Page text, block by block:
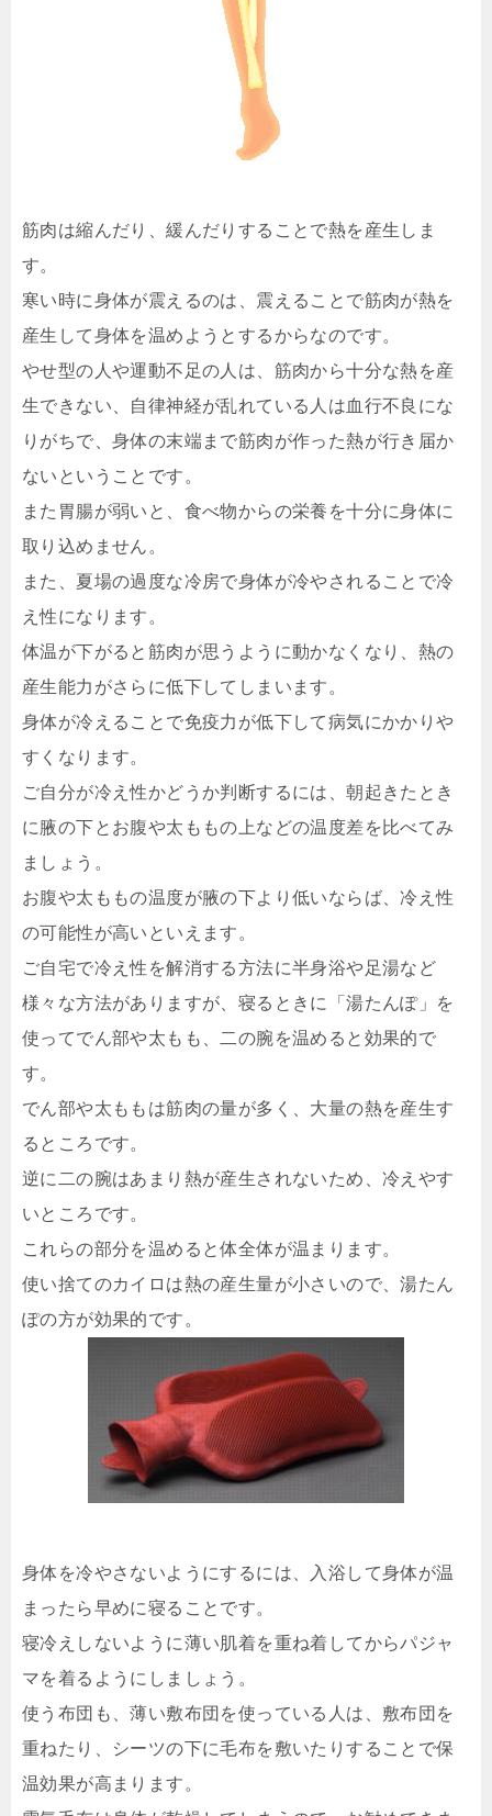
筋肉は縮んだり、緩んだりすることで熱を産生しま
す。
寒い時に身体が震えるのは、震えることで筋肉が熱を
産生して身体を温めようとするからなのです。
やせ型の人や運動不足の人は、筋肉から十分な熱を産
生できない、自律神経が乱れている人は血行不良にな
りがちで、身体の末端まで筋肉が作った熱が行き届か
ないということです。
また胃腸が弱いと、食べ物からの栄養を十分に身体に
取り込めません。
また、夏場の過度な冷房で身体が冷やされることで冷
え性になります。
体温が下がると筋肉が思うように動かなくなり、熱の
産生能力がさらに低下してしまいます。
身体が冷えることで免疫力が低下して病気にかかりや
すくなります。
ご自分が冷え性かどうか判断するには、朝起きたとき
に腋の下とお腹や太ももの上などの温度差を比べてみ
ましょう。
お腹や太ももの温度が腋の下より低いならば、冷え性
の可能性が高いといえます。
ご自宅で冷え性を解消する方法に半身浴や足湯など
様々な方法がありますが、寝るときに「湯たんぽ」を
使ってでん部や太もも、二の腕を温めると効果的で
す。
でん部や太ももは筋肉の量が多く、大量の熱を産生す
るところです。
逆に二の腕はあまり熱が産生されないため、冷えやす
いところです。
これらの部分を温めると体全体が温まります。
使い捨てのカイロは熱の産生量が小さいので、湯たん
ぽの方が効果的です。
身体を冷やさないようにするには、入浴して身体が温
まったら早めに寝ることです。
寝冷えしないように薄い肌着を重ね着してからパジャ
マを着るようにしましょう。
使う布団も、薄い敷布団を使っている人は、敷布団を
重ねたり、シーツの下に毛布を敷いたりすることで保
温効果が高まります。